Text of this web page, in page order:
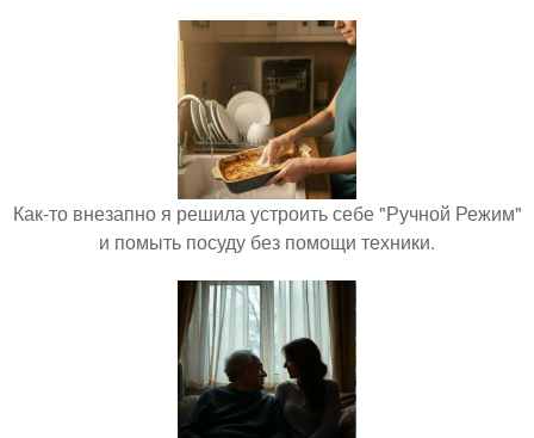
Как-то внезапно я решила устроить себе "Ручной Режим"
и помыть посуду без помощи техники.